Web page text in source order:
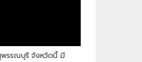
พรรณบุรี จังหวัดนี้ มี